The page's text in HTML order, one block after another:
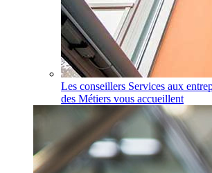
Les conseillers Services aux
des Métiers vous accueillent